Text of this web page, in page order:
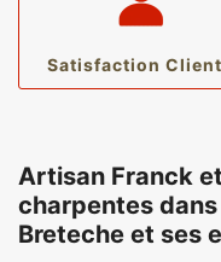
Satisfaction
Artisan Franck
charpentes dans
Breteche et ses